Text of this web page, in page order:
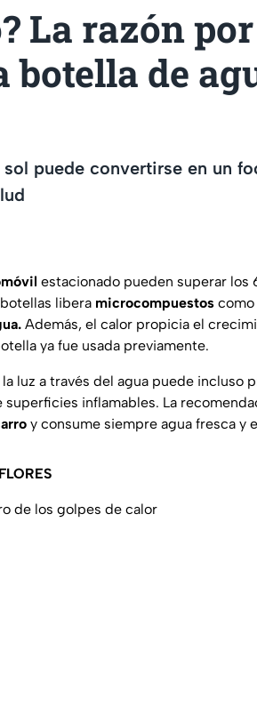
La razón
botella de
puede convertirse en un
estacionado pueden superar los
libera microcompuestos como
Además, el calor propicia el
ya fue usada previamente.
luz a través del agua puede incluso
inflamables. La
y consume siempre agua fresca y
de los golpes de calor